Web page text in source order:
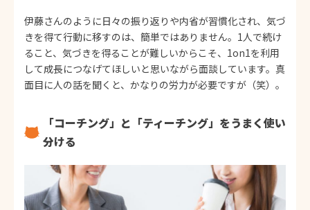
伊藤さんのように日々の振り返りや内省が習慣化され、気づ
きを得て行動に移すのは、簡単ではありません。1人で続け
ること、気づきを得ることが難しいからこそ、1on1を利用
して成長につなげてほしいと思いながら面談しています。真
面目に人の話を聞くと、かなりの労力が必要ですが（笑）。
「コーチング」と「ティーチング」をうまく使い
分ける